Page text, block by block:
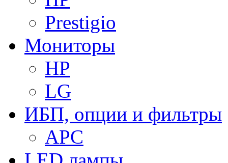
Prestigio
Мониторы
HP
LG
ИБП, опции и фильтры
APC